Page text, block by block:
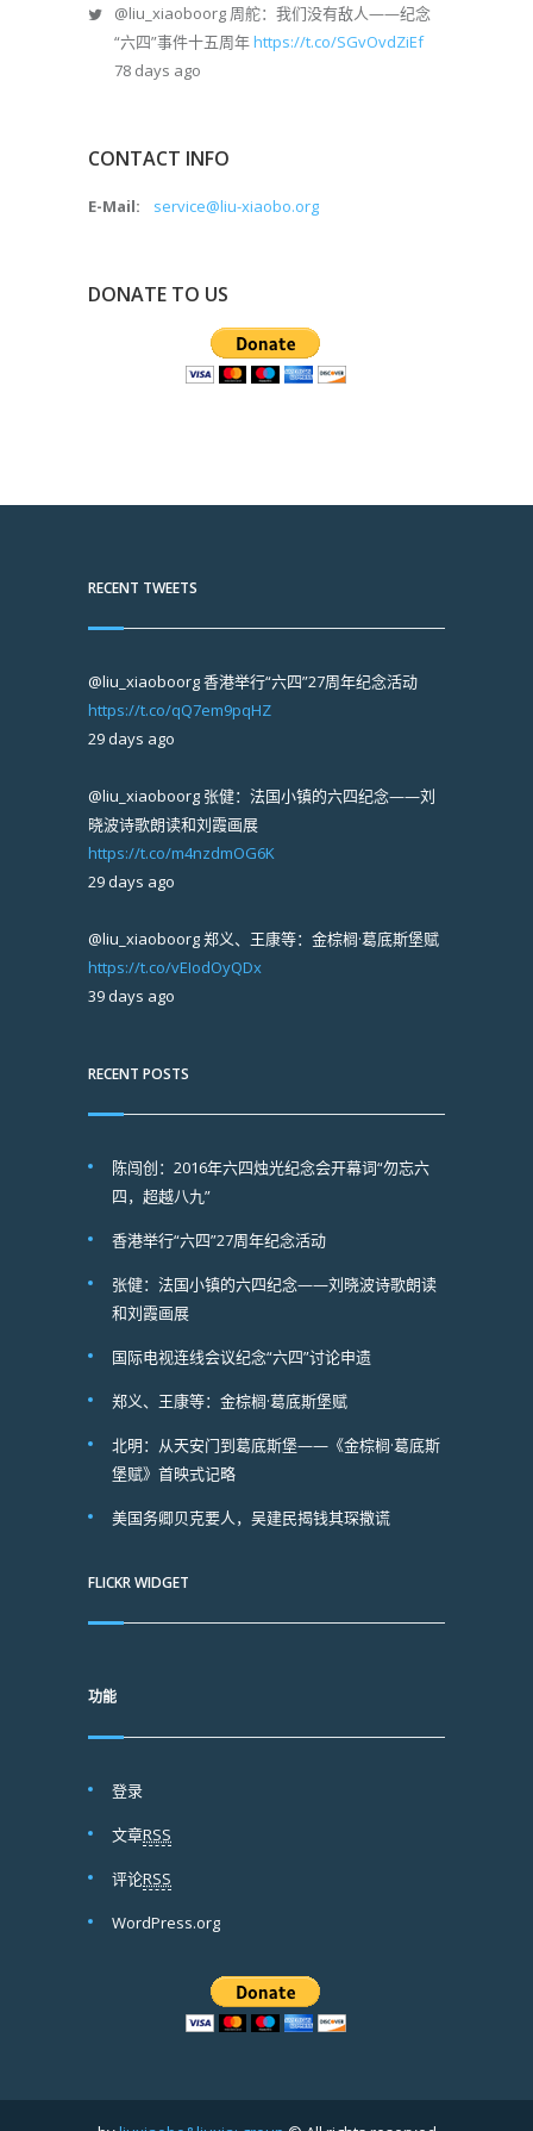
@liu_xiaoboorg 周舵：我们没有敌人——纪念
“六四”事件十五周年https://t.co/SGvOvdZiEf
78 days ago
CONTACT INFO
E-Mail: service@liu-xiaobo.org
DONATE TO US
RECENT TWEETS
@liu_xiaoboorg香港举行“六四”27周年纪念活动
https://t.co/qQ7em9pqHZ
29 days ago
@liu_xiaoboorg 张健：法国小镇的六四纪念——刘
晓波诗歌朗读和刘霞画展
https://t.co/m4nzdmOG6K
29 days ago
@liu_xiaoboorg郑义、王康等：金棕榈·葛底斯堡赋
https://t.co/vEIodOyQDx
39 days ago
RECENT POSTS
陈闯创：2016年六四烛光纪念会开幕词“勿忘六
四，超越八九”
香港举行“六四”27周年纪念活动
张健：法国小镇的六四纪念——刘晓波诗歌朗读
和刘霞画展
国际电视连线会议纪念“六四”讨论申遗
郑义、王康等：金棕榈·葛底斯堡赋
北明：从天安门到葛底斯堡——《金棕榈·葛底斯
堡赋》首映式记略
美国务卿贝克要人，吴建民揭钱其琛撒谎
FLICKR WIDGET
功能
登录
文章RSS
评论RSS
WordPress.org